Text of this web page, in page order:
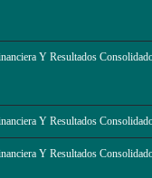
Y Resultados
Y Resultados
Y Resultados